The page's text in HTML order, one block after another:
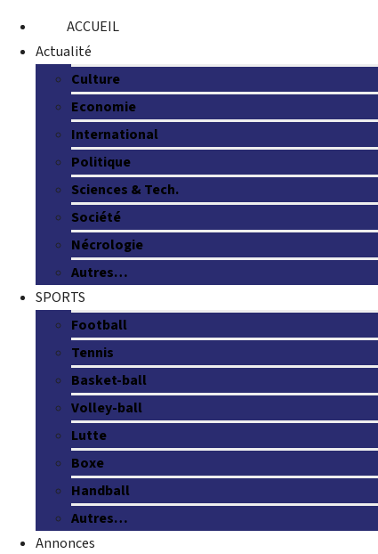
ACCUEIL
Actualité
Culture
Economie
International
Politique
Sciences & Tech.
Société
Nécrologie
Autres…
SPORTS
Football
Tennis
Basket-ball
Volley-ball
Lutte
Boxe
Handball
Autres…
Annonces